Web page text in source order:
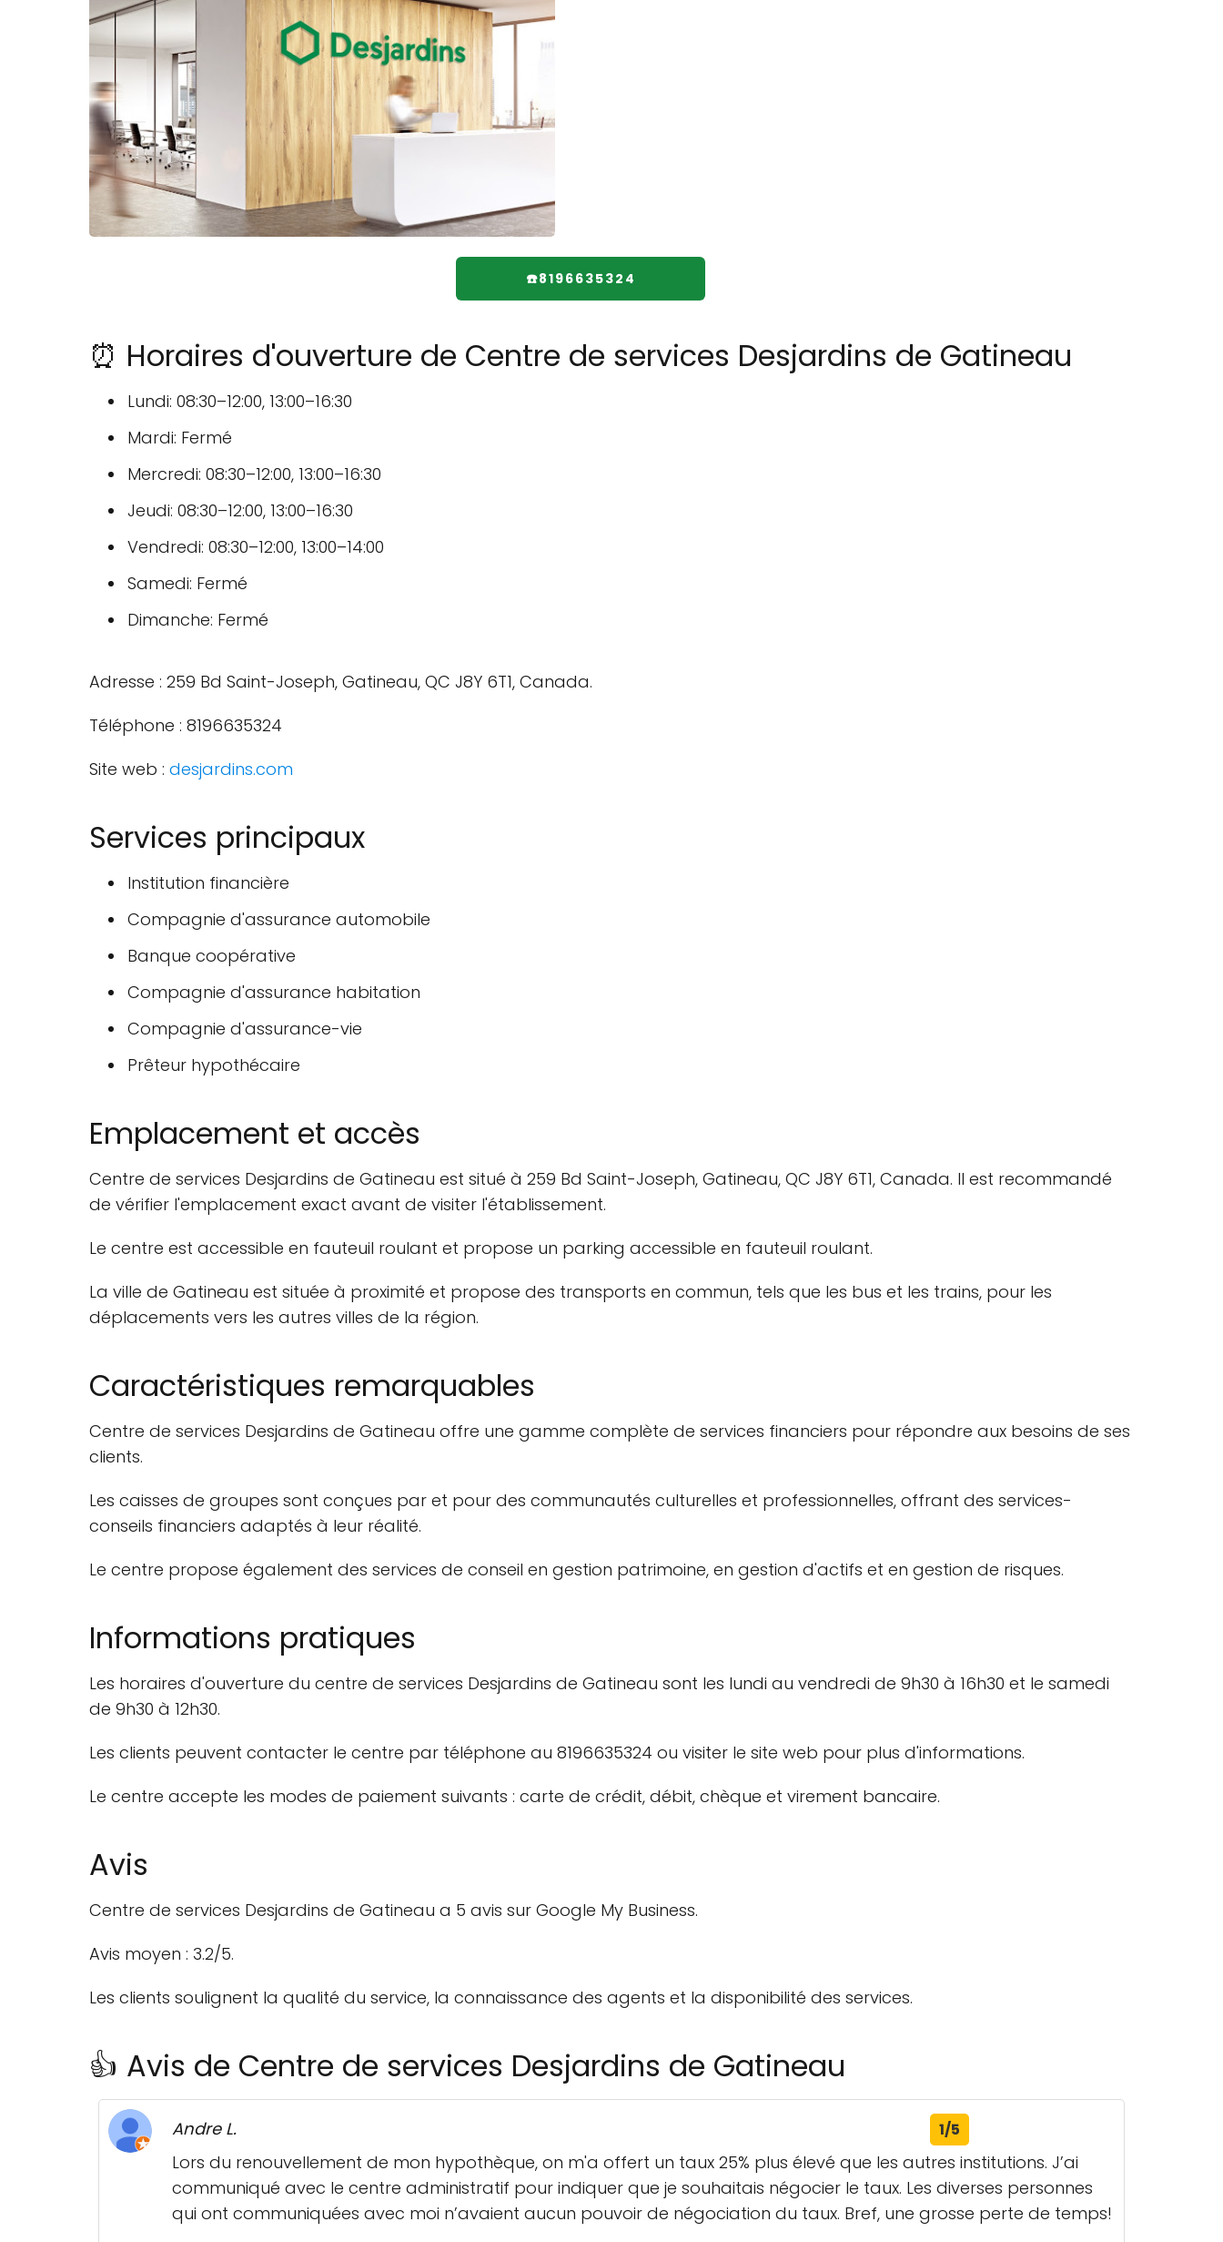
☎️8196635324
⏰ Horaires d'ouverture de Centre de services Desjardins de Gatineau
Lundi: 08:30–12:00, 13:00–16:30
Mardi: Fermé
Mercredi: 08:30–12:00, 13:00–16:30
Jeudi: 08:30–12:00, 13:00–16:30
Vendredi: 08:30–12:00, 13:00–14:00
Samedi: Fermé
Dimanche: Fermé
Adresse : 259 Bd Saint-Joseph, Gatineau, QC J8Y 6T1, Canada.
Téléphone : 8196635324
Site web : desjardins.com
Services principaux
Institution financière
Compagnie d'assurance automobile
Banque coopérative
Compagnie d'assurance habitation
Compagnie d'assurance-vie
Prêteur hypothécaire
Emplacement et accès
Centre de services Desjardins de Gatineau est situé à 259 Bd Saint-Joseph, Gatineau, QC J8Y 6T1, Canada. Il est recommandé
de vérifier l'emplacement exact avant de visiter l'établissement.
Le centre est accessible en fauteuil roulant et propose un parking accessible en fauteuil roulant.
La ville de Gatineau est située à proximité et propose des transports en commun, tels que les bus et les trains, pour les
déplacements vers les autres villes de la région.
Caractéristiques remarquables
Centre de services Desjardins de Gatineau offre une gamme complète de services financiers pour répondre aux besoins de ses
clients.
Les caisses de groupes sont conçues par et pour des communautés culturelles et professionnelles, offrant des services-
conseils financiers adaptés à leur réalité.
Le centre propose également des services de conseil en gestion patrimoine, en gestion d'actifs et en gestion de risques.
Informations pratiques
Les horaires d'ouverture du centre de services Desjardins de Gatineau sont les lundi au vendredi de 9h30 à 16h30 et le samedi
de 9h30 à 12h30.
Les clients peuvent contacter le centre par téléphone au 8196635324 ou visiter le site web pour plus d'informations.
Le centre accepte les modes de paiement suivants : carte de crédit, débit, chèque et virement bancaire.
Avis
Centre de services Desjardins de Gatineau a 5 avis sur Google My Business.
Avis moyen : 3.2/5.
Les clients soulignent la qualité du service, la connaissance des agents et la disponibilité des services.
👍 Avis de Centre de services Desjardins de Gatineau
Andre L. 1/5
Lors du renouvellement de mon hypothèque, on m'a offert un taux 25% plus élevé que les autres institutions. J’ai
communiqué avec le centre administratif pour indiquer que je souhaitais négocier le taux. Les diverses personnes
qui ont communiquées avec moi n’avaient aucun pouvoir de négociation du taux. Bref, une grosse perte de temps!